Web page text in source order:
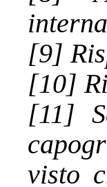
[9]
[10]
[11]
visto